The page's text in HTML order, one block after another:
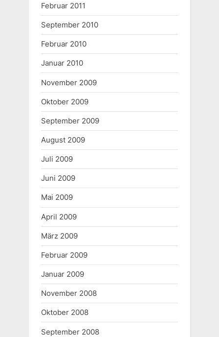
Februar 2011
September 2010
Februar 2010
Januar 2010
November 2009
Oktober 2009
September 2009
August 2009
Juli 2009
Juni 2009
Mai 2009
April 2009
März 2009
Februar 2009
Januar 2009
November 2008
Oktober 2008
September 2008